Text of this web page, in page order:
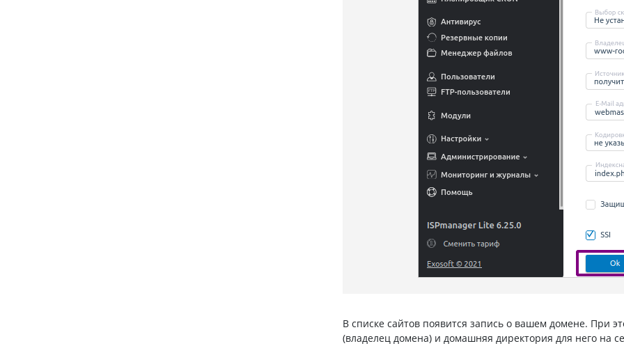
В списке сайтов появится запись о вашем домене. При
(владелец домена) и домашняя директория для него на